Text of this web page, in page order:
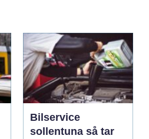
Bilservice
sollentuna så tar